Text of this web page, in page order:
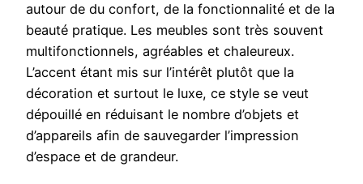
autour de du confort, de la fonctionnalité et de la
beauté pratique. Les meubles sont très souvent
multifonctionnels, agréables et chaleureux.
L’accent étant mis sur l’intérêt plutôt que la
décoration et surtout le luxe, ce style se veut
dépouillé en réduisant le nombre d’objets et
d’appareils afin de sauvegarder l’impression
d’espace et de grandeur.